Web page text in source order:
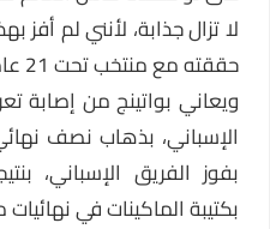
لا تزال جذابة، لأنني لم أفز
حققته مع منتخب تحت 21 عاما”.
ويعاني بواتينج من إصابة
الإسباني، بذهاب نصف نهائي
بكتيبة الماكينات في نهائيات